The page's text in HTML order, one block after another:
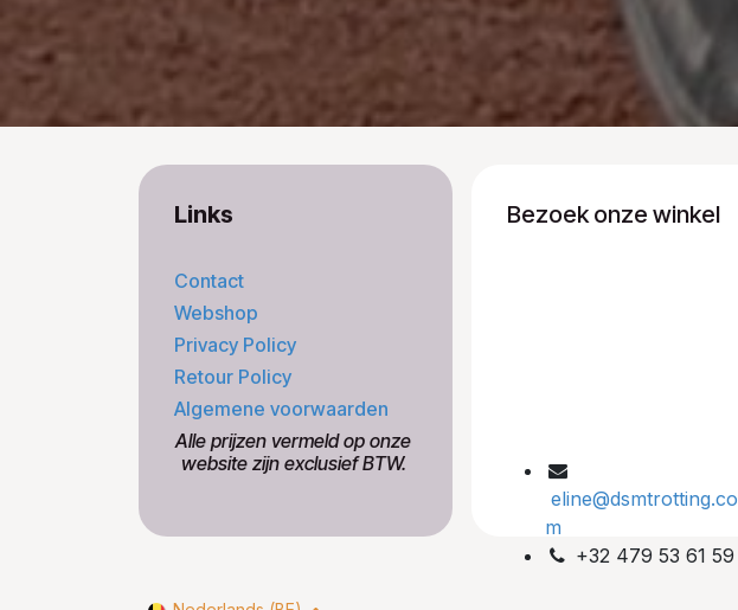
Links
Contact
Webshop
Privacy Policy
Retour Policy
Algemene voorwaarden
​Alle prijzen vermeld op onze
​website zijn exclusief BTW.
Bezoek onze winkel
eline@dsmtrotting.co
m
+32 479 53 61 59